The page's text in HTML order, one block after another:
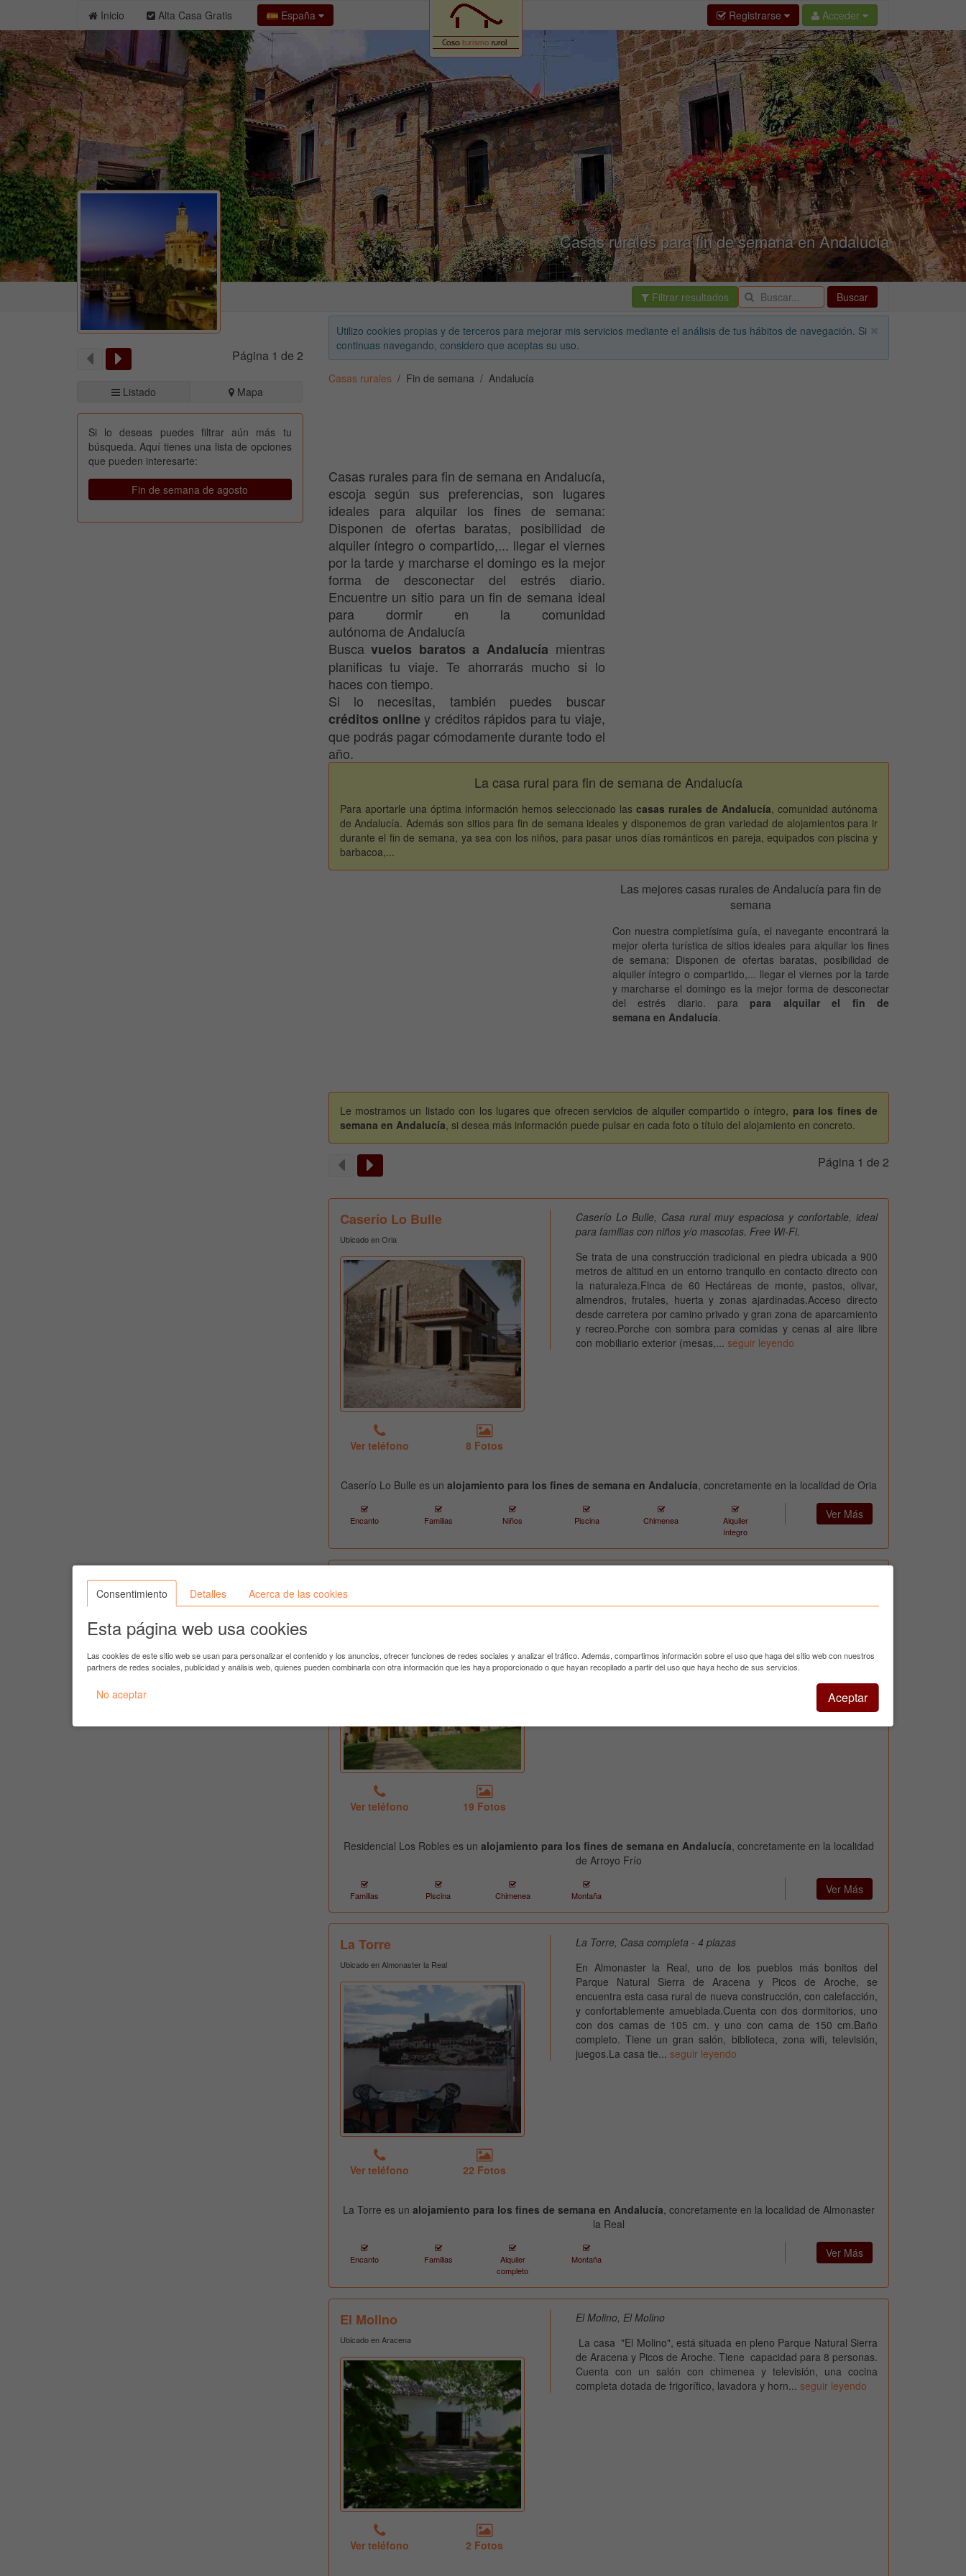
Inicio Alta Casa Gratis España Registrarse Acceder
Casas rurales para fin de semana en Andalucía
Filtrar resultados Buscar
Página 1 de 2
Listado Mapa
Si lo deseas puedes filtrar aún más tu
búsqueda. Aquí tienes una lista de opciones
que pueden interesarte:
Fin de semana de agosto
Utilizo cookies propias y de terceros para mejorar mis servicios mediante el análisis de tus hábitos de navegación. Si
continuas navegando, considero que aceptas su uso.
Casas rurales Fin de semana Andalucía
Casas rurales para fin de semana en Andalucía,
escoja según sus preferencias, son lugares
ideales para alquilar los fines de semana:
Disponen de ofertas baratas, posibilidad de
alquiler íntegro o compartido,... llegar el viernes
por la tarde y marcharse el domingo es la mejor
forma de desconectar del estrés diario.
Encuentre un sitio para un fin de semana ideal
para dormir en la comunidad
autónoma de Andalucía
Buscavuelos baratos a Andalucía mientras
planificas tu viaje. Te ahorrarás mucho si lo
haces con tiempo.
Si lo necesitas, también puedes buscar
créditos onliney créditos rápidos para tu viaje,
que podrás pagar cómodamente durante todo el
año.
La casa rural para fin de semana de Andalucía
Para aportarle una óptima información hemos seleccionado las casas rurales de Andalucía, comunidad autónoma
de Andalucía. Además son sitios para fin de semana ideales y disponemos de gran variedad de alojamientos para ir
durante el fin de semana, ya sea con los niños, para pasar unos días románticos en pareja, equipados con piscina y
barbacoa,...
Las mejores casas rurales de Andalucía para fin de
semana
Con nuestra completísima guía, el navegante encontrará la
mejor oferta turística de sitios ideales para alquilar los fines
de semana: Disponen de ofertas baratas, posibilidad de
alquiler íntegro o compartido,... llegar el viernes por la tarde
y marcharse el domingo es la mejor forma de desconectar
del estrés diario. para para alquilar el fin de
semana en Andalucía.
Le mostramos un listado con los lugares que ofrecen servicios de alquiler compartido o íntegro, para los fines de
semana en Andalucía, si desea más información puede pulsar en cada foto o título del alojamiento en concreto.
Página 1 de 2
Caserío Lo Bulle
Ubicado en Oria
Ver teléfono 8 Fotos
Caserío Lo Bulle, Casa rural muy espaciosa y confortable, ideal
para familias con niños y/o mascotas. Free Wi-Fi.
Se trata de una construcción tradicional en piedra ubicada a 900
metros de altitud en un entorno tranquilo en contacto directo con
la naturaleza.Finca de 60 Hectáreas de monte, pastos, olivar,
almendros, frutales, huerta y zonas ajardinadas.Acceso directo
desde carretera por camino privado y gran zona de aparcamiento
y recreo.Porche con sombra para comidas y cenas al aire libre
con mobiliario exterior (mesas,... seguir leyendo
Caserío Lo Bulle es un alojamiento para los fines de semana en Andalucía, concretamente en la localidad de Oria
Encanto Familias Niños Piscina Chimenea
Alquiler
íntegro
Ver Más
Ubicado en Arroyo Frío
Ver teléfono 19 Fotos
Nuestro establecimiento se encuentra situado en la aldea de
habitaciones y apartamentos de dos habitacionesDisponemos de
casas adosadas de 3 dormitorios, apartamentos de 2 dormitorios
seguir leyendo
Residencial Los Robles es un alojamiento para los fines de semana en Andalucía, concretamente en la localidad
de Arroyo Frío
Familias Piscina Chimenea Montaña Ver Más
La Torre
Ubicado en Almonaster la Real
Ver teléfono 22 Fotos
La Torre, Casa completa - 4 plazas
En Almonaster la Real, uno de los pueblos más bonitos del
Parque Natural Sierra de Aracena y Picos de Aroche, se
encuentra esta casa rural de nueva construcción, con calefacción,
y confortablemente amueblada.Cuenta con dos dormitorios, uno
con dos camas de 105 cm. y uno con cama de 150 cm.Baño
completo. Tiene un gran salón, biblioteca, zona wifi, televisión,
juegos.La casa tie... seguir leyendo
La Torre es un alojamiento para los fines de semana en Andalucía, concretamente en la localidad de Almonaster
la Real
Encanto Familias
Alquiler
completo
Montaña Ver Más
El Molino
Ubicado en Aracena
Ver teléfono 2 Fotos
El Molino, El Molino
La casa "El Molino", está situada en pleno Parque Natural Sierra
de Aracena y Picos de Aroche. Tiene capacidad para 8 personas.
Cuenta con un salón con chimenea y televisión, una cocina
completa dotada de frigorífico, lavadora y horn... seguir leyendo
Consentimiento Detalles Acerca de las cookies
Esta página web usa cookies
Las cookies de este sitio web se usan para personalizar el contenido y los anuncios, ofrecer funciones de redes sociales y analizar el tráfico. Además, compartimos información sobre el uso que haga del sitio web con nuestros
partners de redes sociales, publicidad y análisis web, quienes pueden combinarla con otra información que les haya proporcionado o que hayan recopilado a partir del uso que haya hecho de sus servicios.
No aceptar Aceptar